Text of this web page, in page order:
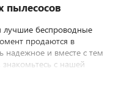
пылесосов
лучшие беспроводные
продаются в
надежное и вместе с тем
с нашей